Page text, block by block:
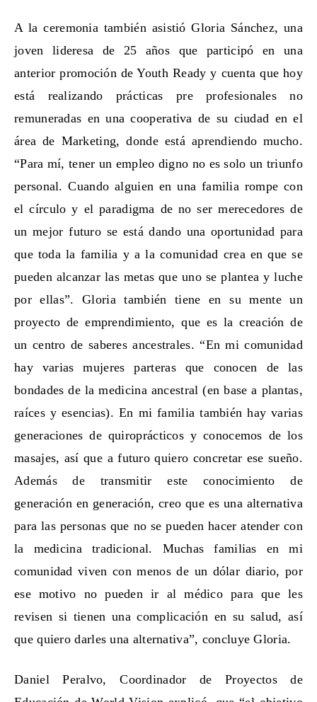
A la ceremonia también asistió Gloria Sánchez, una
joven lideresa de 25 años que participó en una
anterior promoción de Youth Ready y cuenta que hoy
está realizando prácticas pre profesionales no
remuneradas en una cooperativa de su ciudad en el
área de Marketing, donde está aprendiendo mucho.
“Para mí, tener un empleo digno no es solo un triunfo
personal. Cuando alguien en una familia rompe con
el círculo y el paradigma de no ser merecedores de
un mejor futuro se está dando una oportunidad para
que toda la familia y a la comunidad crea en que se
pueden alcanzar las metas que uno se plantea y luche
por ellas”. Gloria también tiene en su mente un
proyecto de emprendimiento, que es la creación de
un centro de saberes ancestrales. “En mi comunidad
hay varias mujeres parteras que conocen de las
bondades de la medicina ancestral (en base a plantas,
raíces y esencias). En mi familia también hay varias
generaciones de quiroprácticos y conocemos de los
masajes, así que a futuro quiero concretar ese sueño.
Además de transmitir este conocimiento de
generación en generación, creo que es una alternativa
para las personas que no se pueden hacer atender con
la medicina tradicional. Muchas familias en mi
comunidad viven con menos de un dólar diario, por
ese motivo no pueden ir al médico para que les
revisen si tienen una complicación en su salud, así
que quiero darles una alternativa”, concluye Gloria.
Daniel Peralvo, Coordinador de Proyectos de